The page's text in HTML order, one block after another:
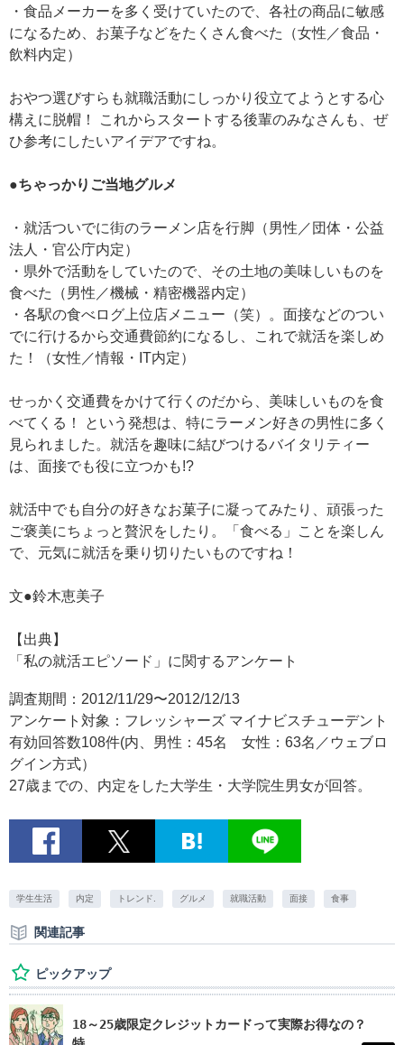
・食品メーカーを多く受けていたので、各社の商品に敏感
になるため、お菓子などをたくさん食べた（女性／食品・
飲料内定）
おやつ選びすらも就職活動にしっかり役立てようとする心
構えに脱帽！ これからスタートする後輩のみなさんも、ぜ
ひ参考にしたいアイデアですね。
●ちゃっかりご当地グルメ
・就活ついでに街のラーメン店を行脚（男性／団体・公益
法人・官公庁内定）
・県外で活動をしていたので、その土地の美味しいものを
食べた（男性／機械・精密機器内定）
・各駅の食べログ上位店メニュー（笑）。面接などのつい
でに行けるから交通費節約になるし、これで就活を楽しめ
た！（女性／情報・IT内定）
せっかく交通費をかけて行くのだから、美味しいものを食
べてくる！ という発想は、特にラーメン好きの男性に多く
見られました。就活を趣味に結びつけるバイタリティー
は、面接でも役に立つかも!?
就活中でも自分の好きなお菓子に凝ってみたり、頑張った
ご褒美にちょっと贅沢をしたり。「食べる」ことを楽しん
で、元気に就活を乗り切りたいものですね！
文●鈴木恵美子
【出典】
「私の就活エピソード」に関するアンケート
調査期間：2012/11/29〜2012/12/13
アンケート対象：フレッシャーズ マイナビスチューデント
有効回答数108件(内、男性：45名 女性：63名／ウェブロ
グイン方式）
27歳までの、内定をした大学生・大学院生男女が回答。
学生生活 内定 トレンド. グルメ 就職活動 面接 食事
関連記事
ピックアップ
18～25歳限定クレジットカードって実際お得なの？